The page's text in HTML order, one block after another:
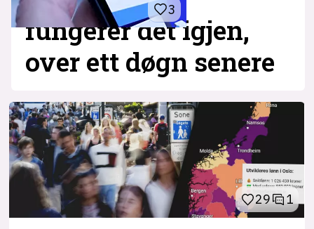
3
fungerer det igjen,
over ett døgn senere
29 1